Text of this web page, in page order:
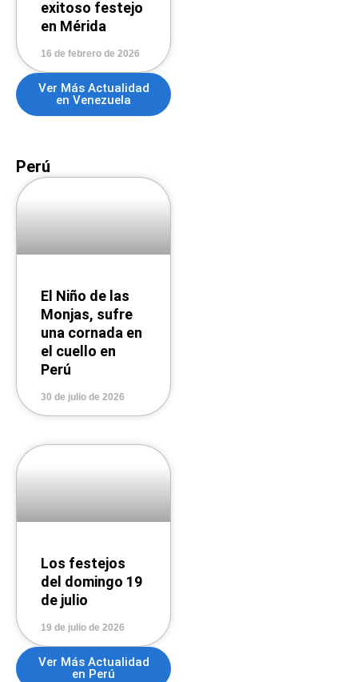
exitoso festejo
en Mérida
16 de febrero de 2026
Ver Más Actualidad
en Venezuela
Perú
El Niño de las
Monjas, sufre
una cornada en
el cuello en
Perú
30 de julio de 2026
Los festejos
del domingo 19
de julio
19 de julio de 2026
Ver Más Actualidad
en Perú